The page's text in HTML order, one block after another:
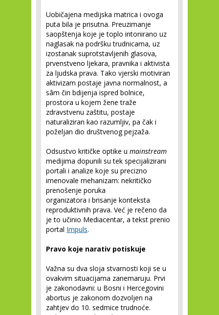
Uobičajena medijska matrica i ovoga
puta bila je prisutna. Preuzimanje
saopštenja koje je toplo intonirano uz
naglasak na podršku trudnicama, uz
izostanak suprotstavljenih glasova,
prvenstveno ljekara, pravnika i aktivista
za ljudska prava. Tako vjerski motiviran
aktivizam postaje javna normalnost, a
sâm čin bdijenja ispred bolnice,
prostora u kojem žene traže
zdravstvenu zaštitu, postaje
naturaliziran kao razumljiv, pa čak i
poželjan dio društvenog pejzaža.
Odsustvo kritičke optike u mainstream
medijima dopunili su tek specijalizirani
portali i analize koje su precizno
imenovale mehanizam: nekritičko
prenošenje poruka
organizatora i brisanje konteksta
reproduktivnih prava. Već je rečeno da
je to učinio Mediacentar, a tekst prenio
portal Impuls.
Pravo koje narativ potiskuje
Važna su dva sloja stvarnosti koji se u
ovakvim situacijama zanemaruju. Prvi
je zakonodavni: u Bosni i Hercegovini
abortus je zakonom dozvoljen na
zahtjev do 10. sedmice trudnoće.